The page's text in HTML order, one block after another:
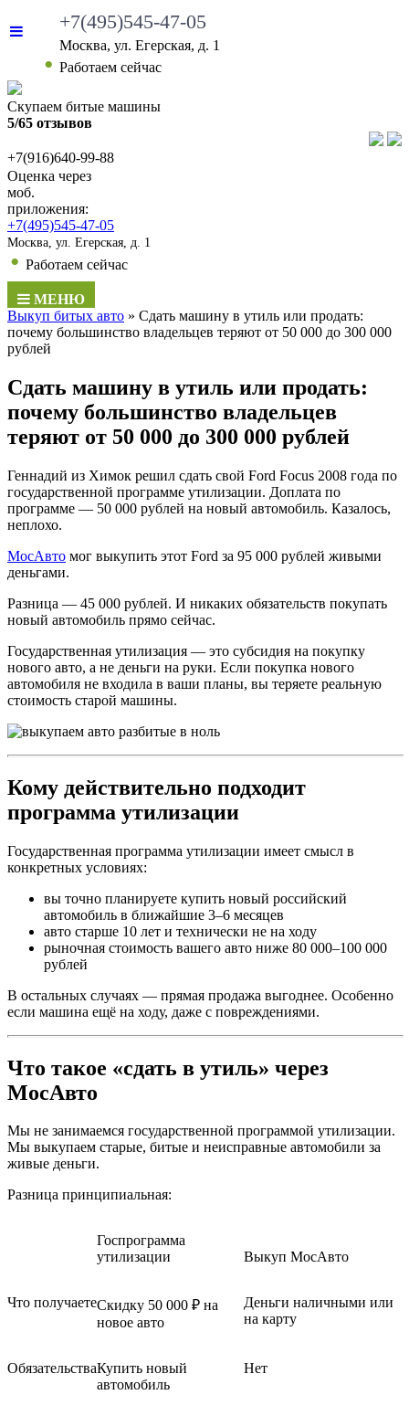
+7(495)545-47-05
Москва, ул. Егерская, д. 1
• Работаем сейчас
Скупаем битые машины
5/65 отзывов
+7(916)640-99-88
Оценка через
моб.
приложения:
+7(495)545-47-05
Москва, ул. Егерская, д. 1
• Работаем сейчас
МЕНЮ
Выкуп битых авто » Сдать машину в утиль или продать:
почему большинство владельцев теряют от 50 000 до 300 000
рублей
Сдать машину в утиль или продать:
почему большинство владельцев
теряют от 50 000 до 300 000 рублей
Геннадий из Химок решил сдать свой Ford Focus 2008 года по
государственной программе утилизации. Доплата по
программе — 50 000 рублей на новый автомобиль. Казалось,
неплохо.
МосАвто мог выкупить этот Ford за 95 000 рублей живыми
деньгами.
Разница — 45 000 рублей. И никаких обязательств покупать
новый автомобиль прямо сейчас.
Государственная утилизация — это субсидия на покупку
нового авто, а не деньги на руки. Если покупка нового
автомобиля не входила в ваши планы, вы теряете реальную
стоимость старой машины.
Кому действительно подходит
программа утилизации
Государственная программа утилизации имеет смысл в
конкретных условиях:
вы точно планируете купить новый российский
автомобиль в ближайшие 3–6 месяцев
авто старше 10 лет и технически не на ходу
рыночная стоимость вашего авто ниже 80 000–100 000
рублей
В остальных случаях — прямая продажа выгоднее. Особенно
если машина ещё на ходу, даже с повреждениями.
Что такое «сдать в утиль» через
МосАвто
Мы не занимаемся государственной программой утилизации.
Мы выкупаем старые, битые и неисправные автомобили за
живые деньги.
Разница принципиальная:
Госпрограмма
утилизации
Выкуп МосАвто
Что получаетеСкидку 50 000 ₽ на
новое авто
Деньги наличными или
на карту
ОбязательстваКупить новый
автомобиль
Нет